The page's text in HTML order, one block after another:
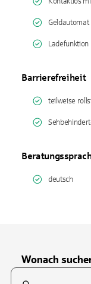
Geldautomat
Ladefunktion
Barrierefreiheit
teilweise
deutsch
Wonach
Suchfeld